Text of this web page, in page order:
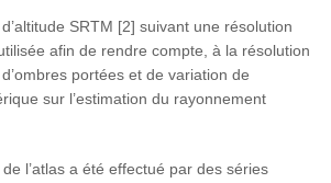
SRTM [2] suivant une résolution
afin de rendre compte, à la résolution
portées et de variation de
sur l’estimation du rayonnement
l’atlas a été effectué par des séries